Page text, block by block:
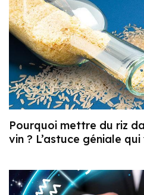
Pourquoi mettre du riz
vin ? L’astuce géniale